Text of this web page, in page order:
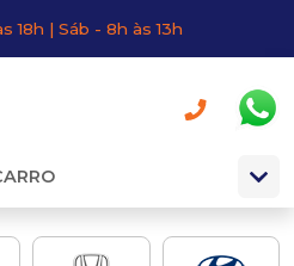
18h | Sáb - 8h às 13h